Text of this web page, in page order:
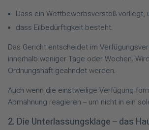
Dass ein Wettbewerbsverstoß vorliegt,
dass Eilbedürftigkeit besteht.
Das Gericht entscheidet im
innerhalb weniger Tage oder Wochen.
Ordnungshaft geahndet werden.
Auch wenn die einstweilige Verfügung
Abmahnung reagieren – um nicht in ein
2. Die Unterlassungsklage – das